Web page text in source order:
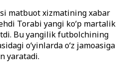
matbuot xizmatining xabar
Torabi yangi ko‘p martalik
Bu yangilik futbolchining
o‘yinlarda o‘z jamoasiga
yaratadi.